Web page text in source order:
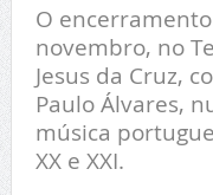
O
novembro, no
Jesus da Cruz,
Paulo Álvares,
música
XX e XXI.